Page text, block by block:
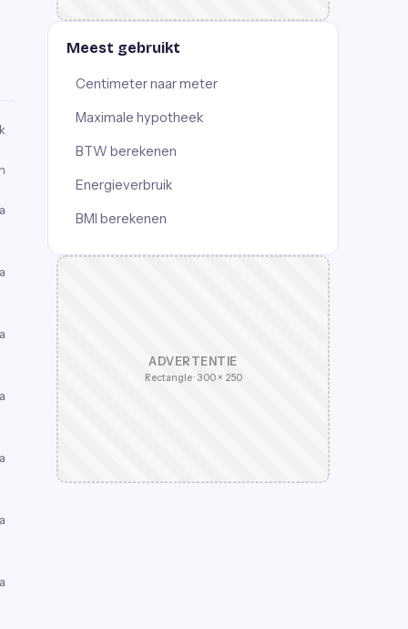
Meest gebruikt
Centimeter naar meter
Maximale hypotheek
BTW berekenen
Energieverbruik
BMI berekenen
ADVERTENTIE
Rectangle · 300 × 250